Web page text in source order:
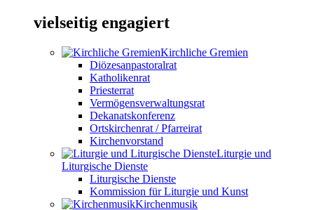
vielseitig engagiert
Kirchliche Gremien
Diözesanpastoralrat
Katholikenrat
Priesterrat
Vermögensverwaltungsrat
Dekanatskonferenz
Ortskirchenrat / Pfarreirat
Kirchenvorstand
Liturgie und
Liturgische Dienste
Liturgische Dienste
Kommission für Liturgie und Kunst
Kirchenmusik